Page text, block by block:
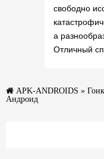
свободно
а
Отличный
APK-ANDROIDS »
Андроид